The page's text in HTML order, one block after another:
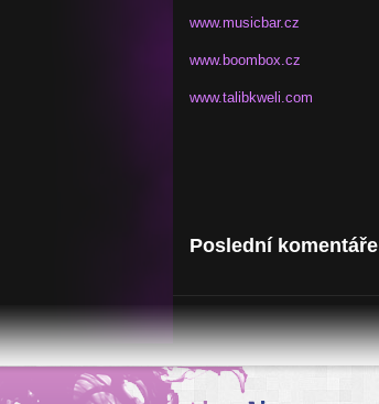
www.musicbar.cz
www.boombox.cz
www.talibkweli.com
Poslední komentáře